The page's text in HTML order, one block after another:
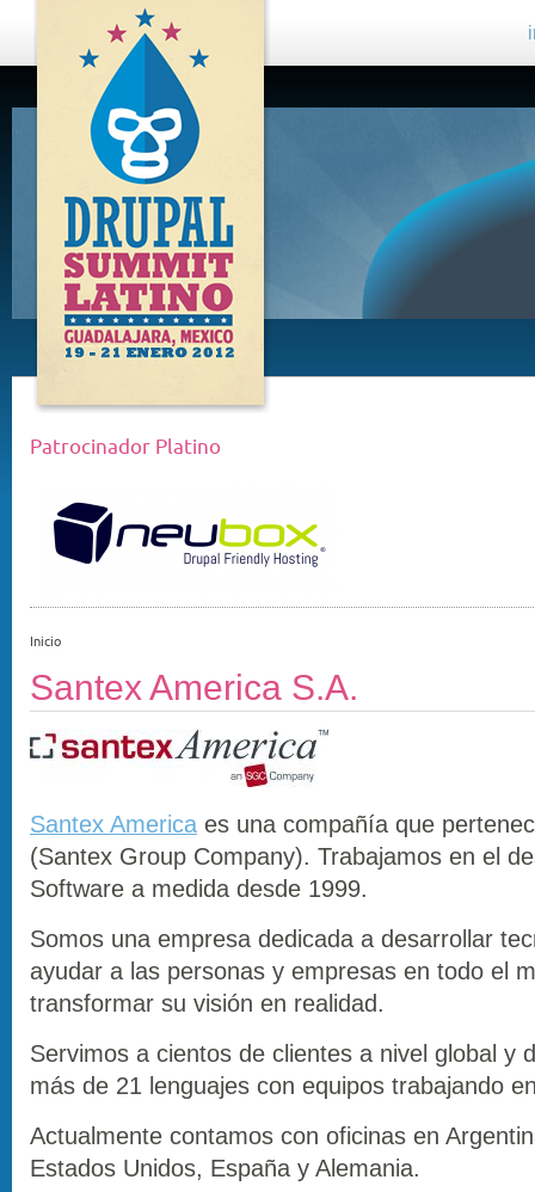
DRUPAL
SUMMIT
LATINO,
GUADALAJARA
2012
Patrocinador Platino
Inicio
Santex America S.A.
Santex America es una compañía que
(Santex Group Company). Trabajamos en el
Software a medida desde 1999.
Somos una empresa dedicada a desarrollar
ayudar a las personas y empresas en todo el
transformar su visión en realidad.
Servimos a cientos de clientes a nivel global y
más de 21 lenguajes con equipos trabajando
Actualmente contamos con oficinas en
Estados Unidos, España y Alemania.